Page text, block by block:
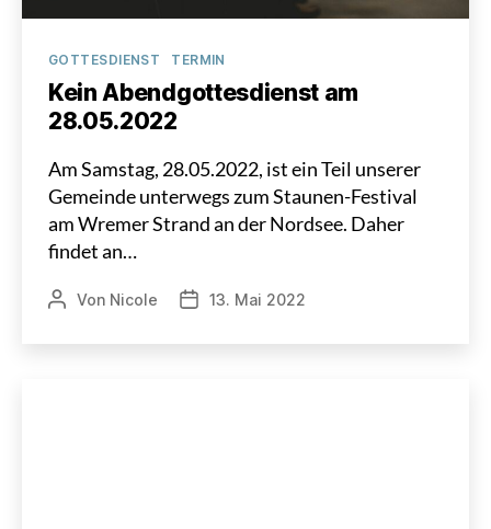
Kategorien
GOTTESDIENST TERMIN
Kein Abendgottesdienst am
28.05.2022
Am Samstag, 28.05.2022, ist ein Teil unserer
Gemeinde unterwegs zum Staunen-Festival
am Wremer Strand an der Nordsee. Daher
findet an…
Beitragsautor
Von Nicole Veröffentlichungsdatum
13. Mai 2022